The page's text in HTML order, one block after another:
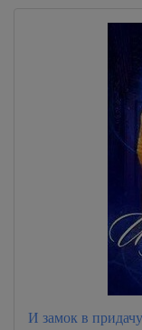
И замок в придачу